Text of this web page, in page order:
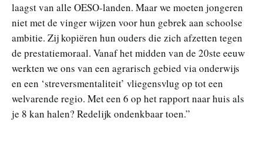
laagst van alle OESO-landen. Maar we moeten jongeren
niet met de vinger wijzen voor hun gebrek aan schoolse
ambitie. Zij kopiëren hun ouders die zich afzetten tegen
de prestatiemoraal. Vanaf het midden van de 20ste eeuw
werkten we ons van een agrarisch gebied via onderwijs
en een ‘streversmentaliteit’ vliegensvlug op tot een
welvarende regio. Met een 6 op het rapport naar huis als
je 8 kan halen? Redelijk ondenkbaar toen.”